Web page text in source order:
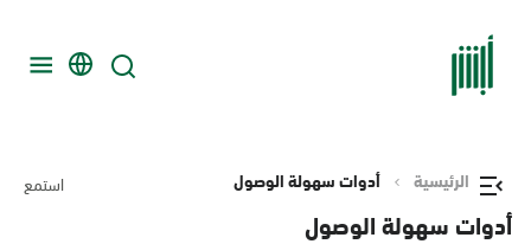
الرئيسية أدوات سهولة الوصول استمع
أدوات سهولة الوصول